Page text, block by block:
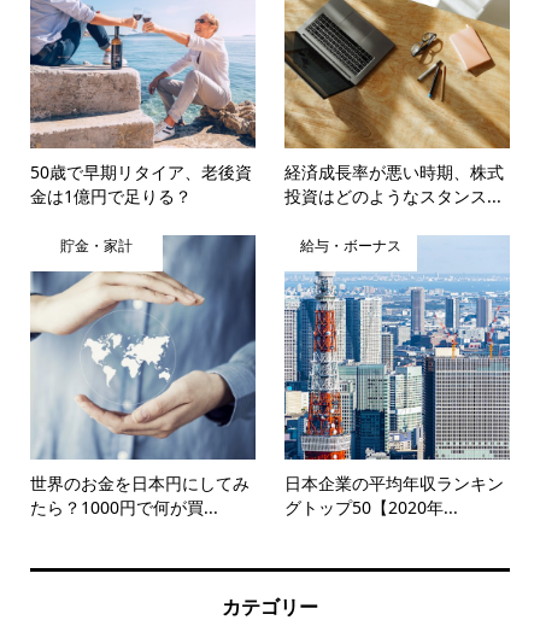
50歳で早期リタイア、老後資
金は1億円で足りる？
経済成長率が悪い時期、株式
投資はどのようなスタンス...
貯金・家計
世界のお金を日本円にしてみ
たら？1000円で何が買...
給与・ボーナス
日本企業の平均年収ランキン
グトップ50【2020年...
カテゴリー